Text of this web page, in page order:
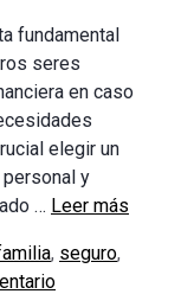
fundamental
seres
en caso
elegir un
y
… Leer más
, seguro,